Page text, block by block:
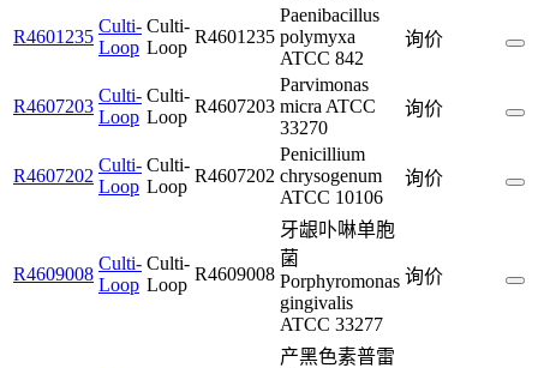
R4601235
Culti-
Loop
Culti-
Loop
R4601235
Paenibacillus
polymyxa
ATCC 842
询价
R4607203
Culti-
Loop
Culti-
Loop
R4607203
Parvimonas
micra ATCC
33270
询价
R4607202
Culti-
Loop
Culti-
Loop
R4607202
Penicillium
chrysogenum
ATCC 10106
询价
R4609008
Culti-
Loop
Culti-
Loop
R4609008
牙龈卟啉单胞
菌
Porphyromonas
gingivalis
ATCC 33277
询价
产黑色素普雷